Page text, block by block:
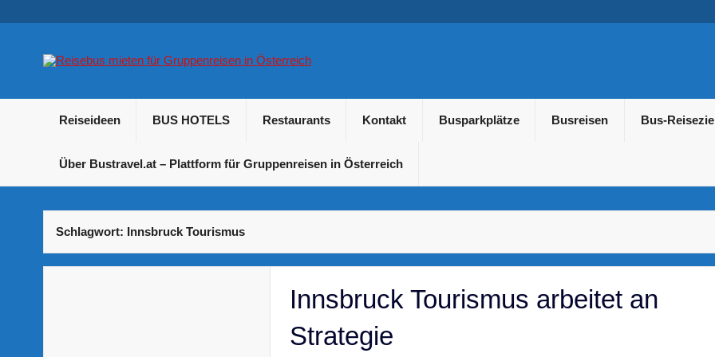
Reiseideen BUS HOTELS Restaurants Kontakt Busparkplätze Busreisen Bus-
Über Bustravel.at – Plattform für Gruppenreisen in Österreich
Schlagwort: Innsbruck Tourismus
Innsbruck Tourismus arbeitet an
Strategie